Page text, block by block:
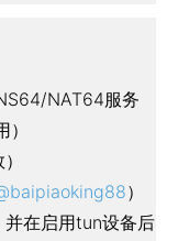
NAT64服务
）
在启用tun设备后